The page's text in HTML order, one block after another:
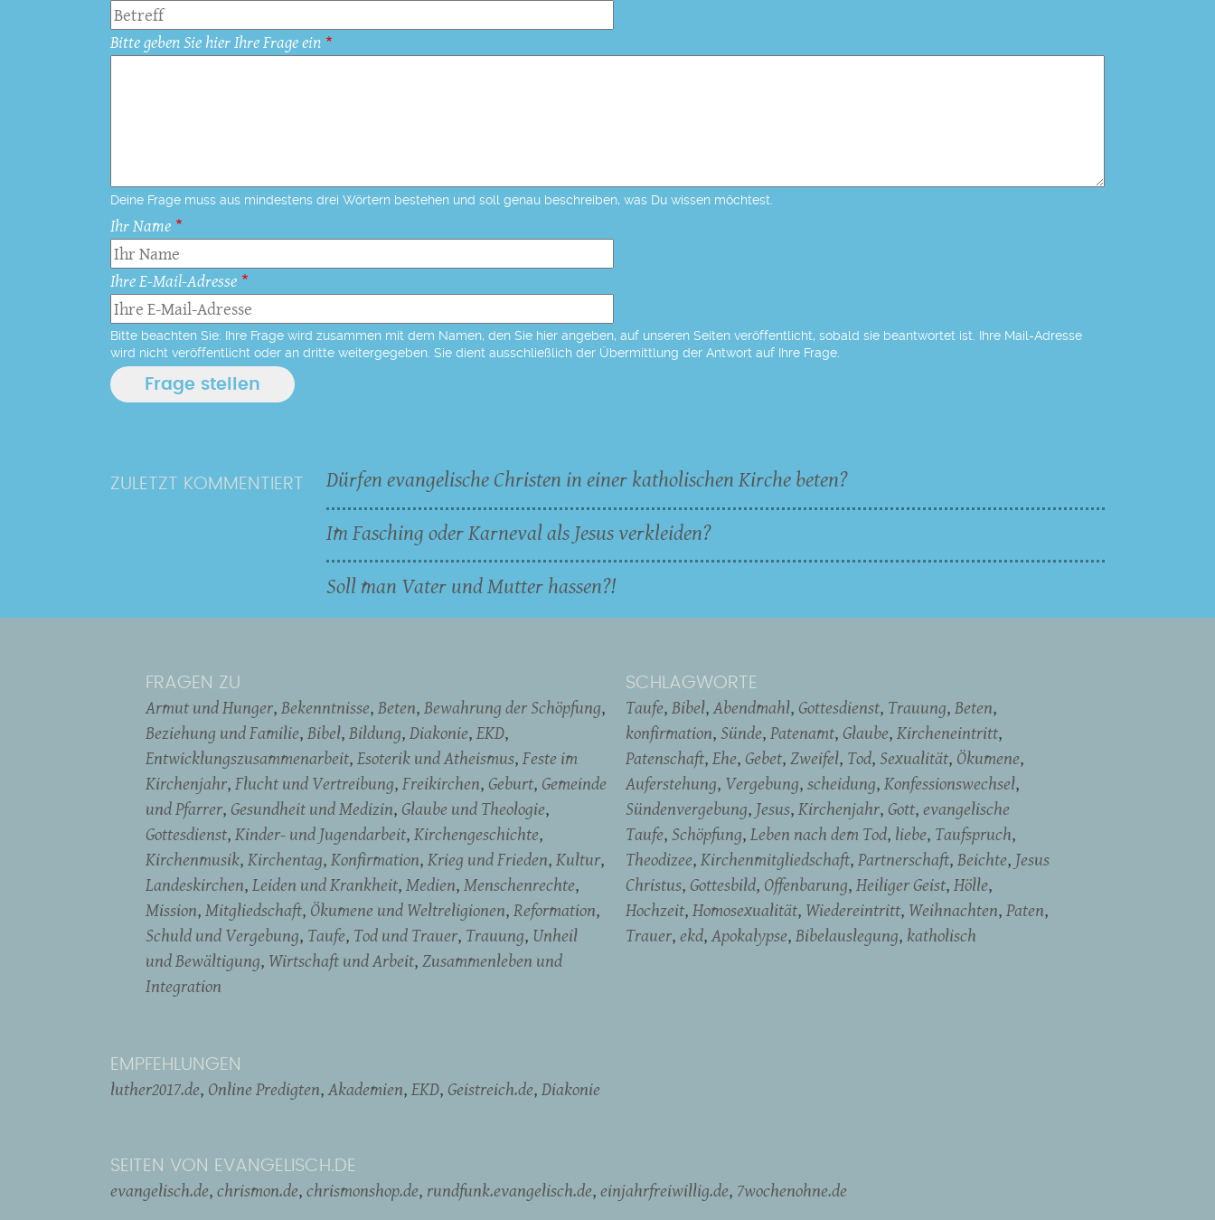
Bitte geben Sie hier Ihre Frage ein
Deine Frage muss aus mindestens drei Wörtern bestehen und soll genau beschreiben, was Du wissen möchtest.
Ihr Name
Ihre E-Mail-Adresse
Bitte beachten Sie: Ihre Frage wird zusammen mit dem Namen, den Sie hier angeben, auf unseren Seiten veröffentlicht, sobald sie beantwortet ist. Ihre Mail-Adresse
wird nicht veröffentlicht oder an dritte weitergegeben. Sie dient ausschließlich der Übermittlung der Antwort auf Ihre Frage.
ZULETZT KOMMENTIERT
Dürfen evangelische Christen in einer katholischen Kirche beten?
Im Fasching oder Karneval als Jesus verkleiden?
Soll man Vater und Mutter hassen?!
FRAGEN ZU
Armut und Hunger Bekenntnisse Beten Bewahrung der Schöpfung
Beziehung und Familie Bibel Bildung Diakonie EKD
Entwicklungszusammenarbeit Esoterik und Atheismus Feste im
Kirchenjahr Flucht und Vertreibung Freikirchen Geburt Gemeinde
und Pfarrer Gesundheit und Medizin Glaube und Theologie
Gottesdienst Kinder- und Jugendarbeit Kirchengeschichte
Kirchenmusik Kirchentag Konfirmation Krieg und Frieden Kultur
Landeskirchen Leiden und Krankheit Medien Menschenrechte
Mission Mitgliedschaft Ökumene und Weltreligionen Reformation
Schuld und Vergebung Taufe Tod und Trauer Trauung Unheil
und Bewältigung Wirtschaft und Arbeit Zusammenleben und
Integration
SCHLAGWORTE
Taufe Bibel Abendmahl Gottesdienst Trauung Beten
konfirmation Sünde Patenamt Glaube Kircheneintritt
Patenschaft Ehe Gebet Zweifel Tod Sexualität Ökumene
Auferstehung Vergebung scheidung Konfessionswechsel
Sündenvergebung Jesus Kirchenjahr Gott evangelische
Taufe Schöpfung Leben nach dem Tod liebe Taufspruch
Theodizee Kirchenmitgliedschaft Partnerschaft Beichte Jesus
Christus Gottesbild Offenbarung Heiliger Geist Hölle
Hochzeit Homosexualität Wiedereintritt Weihnachten Paten
Trauer ekd Apokalypse Bibelauslegung katholisch
EMPFEHLUNGEN
luther2017.de Online Predigten Akademien EKD Geistreich.de Diakonie
SEITEN VON EVANGELISCH.DE
evangelisch.de chrismon.de chrismonshop.de rundfunk.evangelisch.de einjahrfreiwillig.de 7wochenohne.de